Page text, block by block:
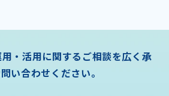
・活用に関するご相談を広く承
い合わせください。